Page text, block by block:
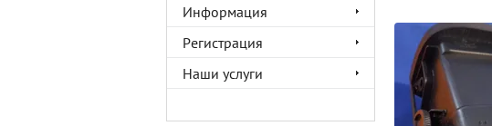
Информация
Регистрация
Наши услуги